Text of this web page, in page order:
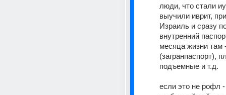
люди, что стали
выучили иврит,
Израиль и сразу
внутренний
месяца жизни там
(загранпаспорт),
подъемные и т.д.
если это не рофл